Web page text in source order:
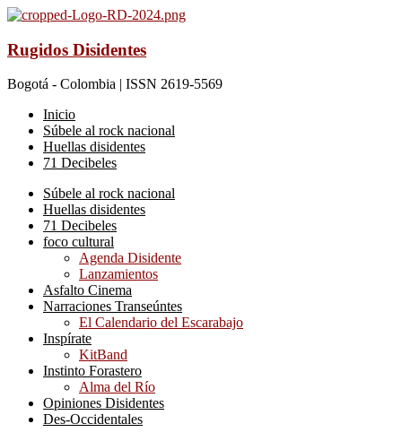
Rugidos Disidentes
Bogotá - Colombia | ISSN 2619-5569
Inicio
Súbele al rock nacional
Huellas disidentes
71 Decibeles
Súbele al rock nacional
Huellas disidentes
71 Decibeles
foco cultural
Agenda Disidente
Lanzamientos
Asfalto Cinema
Narraciones Transeúntes
El Calendario del Escarabajo
Inspírate
KitBand
Instinto Forastero
Alma del Río
Opiniones Disidentes
Des-Occidentales